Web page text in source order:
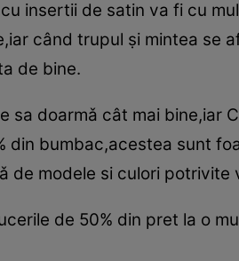
insertii de satin va fi cu
când trupul ṣi mintea se
de bine.
sa doarmǎ cât mai bine,iar
din bumbac,acestea sunt
de modele si culori potrivite
de 50% din pret la o